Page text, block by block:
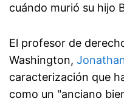
cuándo murió su hijo
El profesor de
Washington,
caracterización que
como un "anciano